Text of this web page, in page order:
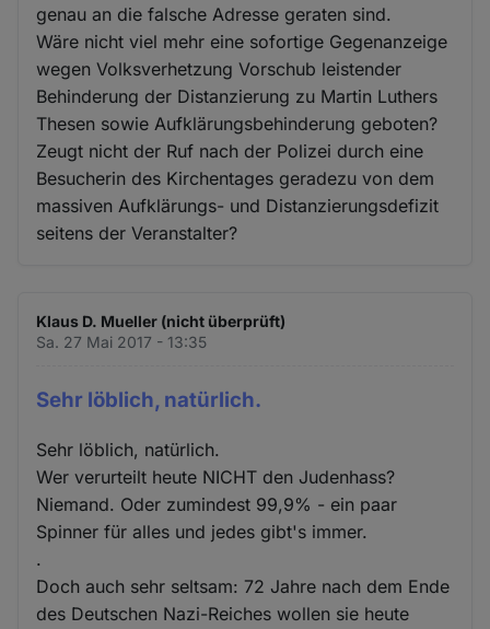
genau an die falsche Adresse geraten sind.
Wäre nicht viel mehr eine sofortige Gegenanzeige
wegen Volksverhetzung Vorschub leistender
Behinderung der Distanzierung zu Martin Luthers
Thesen sowie Aufklärungsbehinderung geboten?
Zeugt nicht der Ruf nach der Polizei durch eine
Besucherin des Kirchentages geradezu von dem
massiven Aufklärungs- und Distanzierungsdefizit
seitens der Veranstalter?
Klaus D. Mueller (nicht überprüft)
Sa. 27 Mai 2017 - 13:35
Sehr löblich, natürlich.
Sehr löblich, natürlich.
Wer verurteilt heute NICHT den Judenhass?
Niemand. Oder zumindest 99,9% - ein paar
Spinner für alles und jedes gibt's immer.
.
Doch auch sehr seltsam: 72 Jahre nach dem Ende
des Deutschen Nazi-Reiches wollen sie heute